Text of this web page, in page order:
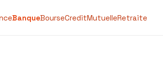
BanqueBourseCreditMutuelleRetraite